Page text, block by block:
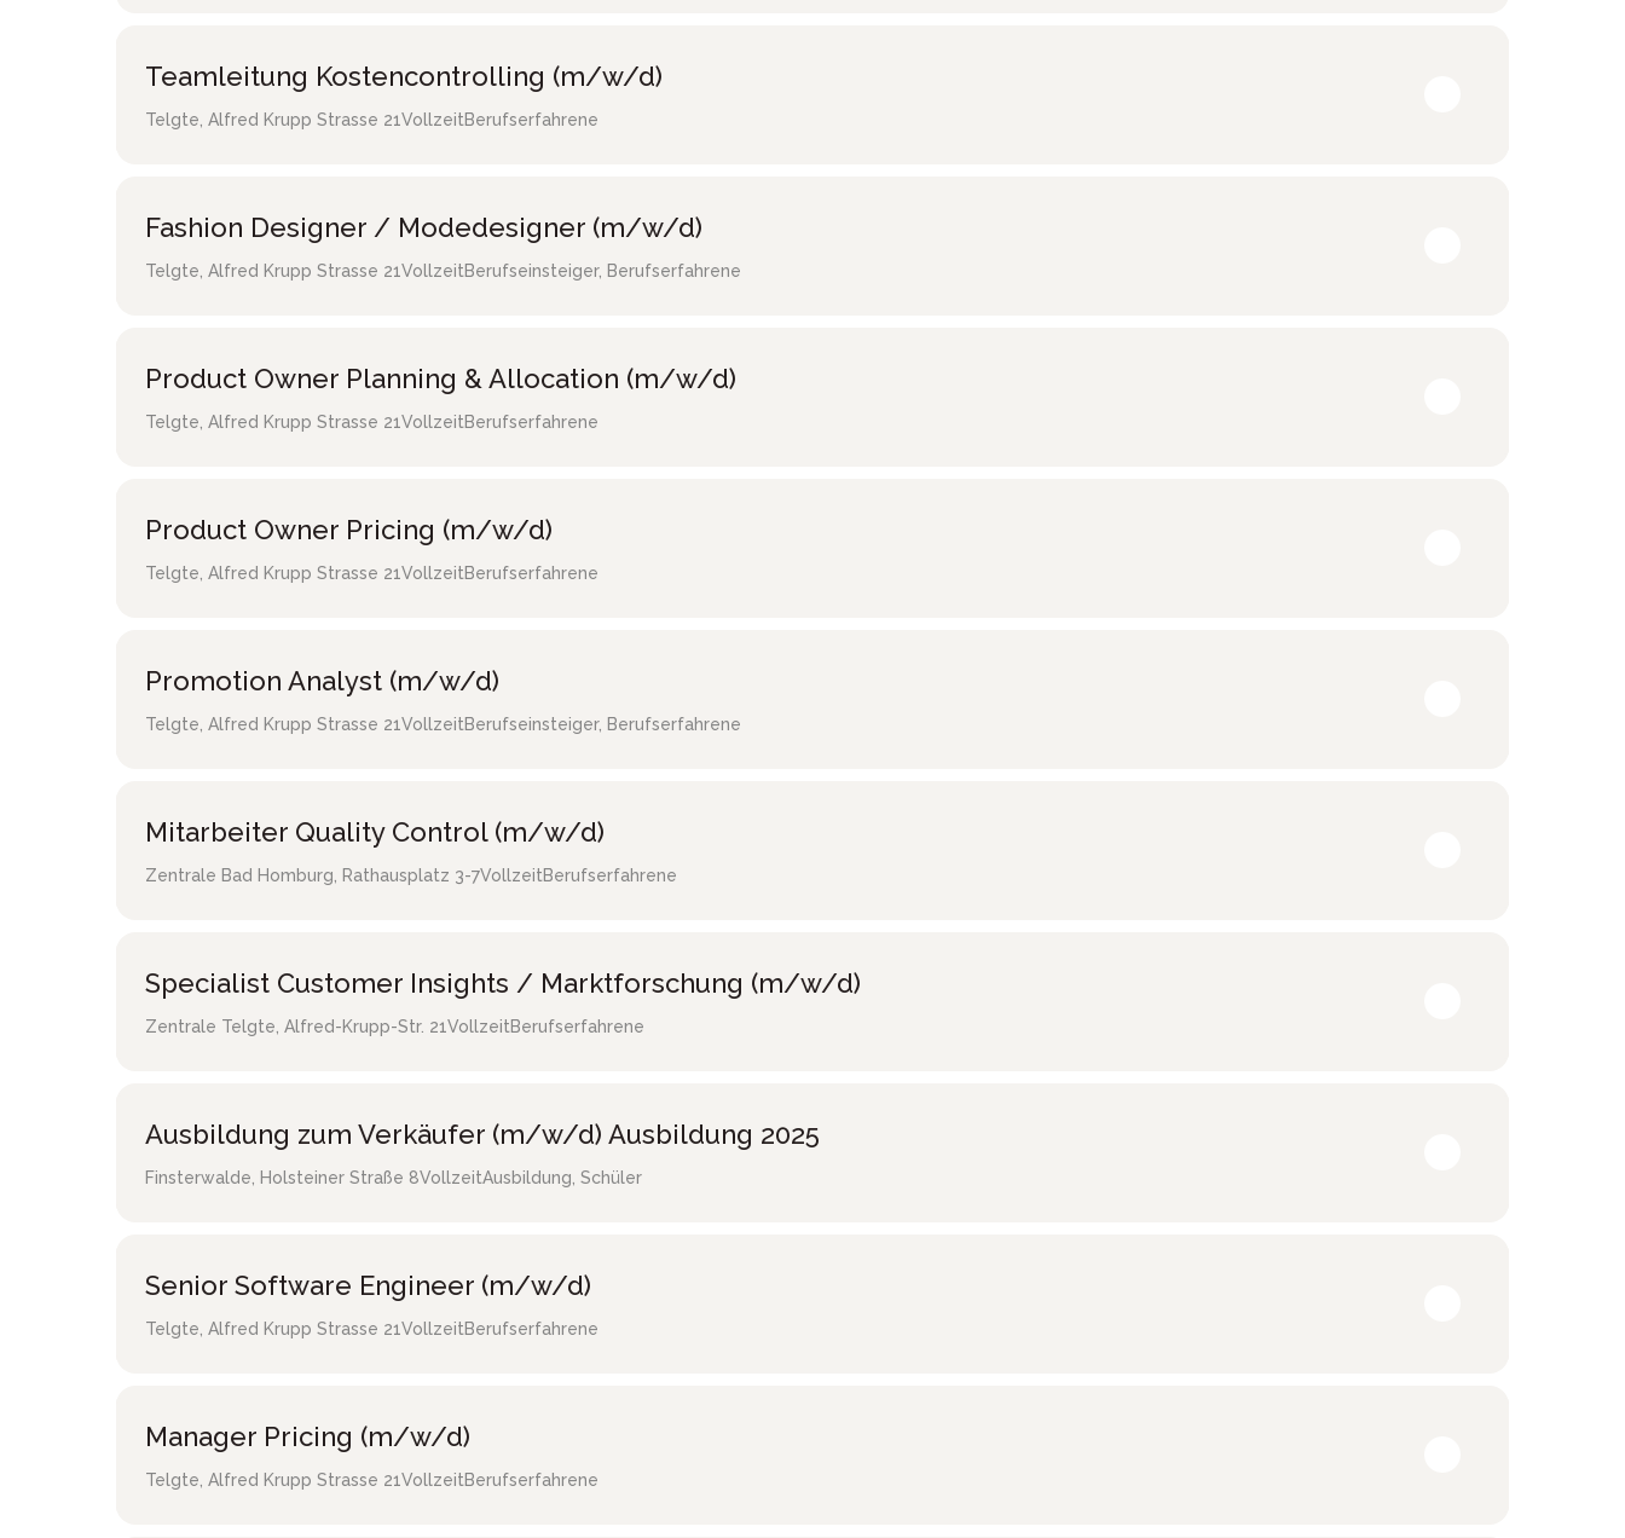
Teamleitung Kostencontrolling (m/w/d)
Telgte Alfred Krupp Strasse 21VollzeitBerufserfahrene
Fashion Designer / Modedesigner (m/w/d)
Telgte Alfred Krupp Strasse 21VollzeitBerufseinsteiger, Berufserfahrene
Product Owner Planning & Allocation (m/w/d)
Telgte Alfred Krupp Strasse 21VollzeitBerufserfahrene
Product Owner Pricing (m/w/d)
Telgte Alfred Krupp Strasse 21VollzeitBerufserfahrene
Promotion Analyst (m/w/d)
Telgte Alfred Krupp Strasse 21VollzeitBerufseinsteiger, Berufserfahrene
Mitarbeiter Quality Control (m/w/d)
Zentrale Bad Homburg Rathausplatz 3-7VollzeitBerufserfahrene
Specialist Customer Insights / Marktforschung (m/w/d)
Zentrale Telgte Alfred-Krupp-Str. 21VollzeitBerufserfahrene
Ausbildung zum Verkäufer (m/w/d) Ausbildung 2025
Finsterwalde Holsteiner Straße 8VollzeitAusbildung, Schüler
Senior Software Engineer (m/w/d)
Telgte Alfred Krupp Strasse 21VollzeitBerufserfahrene
Manager Pricing (m/w/d)
Telgte Alfred Krupp Strasse 21VollzeitBerufserfahrene